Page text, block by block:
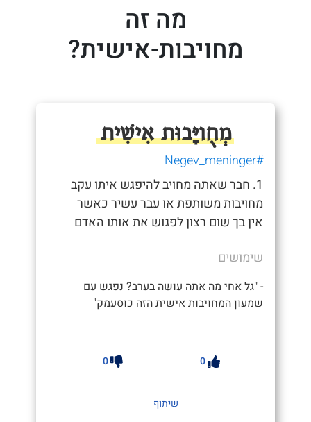
מה זה
מחויבות-אישית?
מְחֻויָּבוּת אִישִׁית
#Negev_meninger
1. חבר שאתה מחויב להיפגש איתו עקב
מחויבות משותפת או עבר עשיר כאשר
אין בך שום רצון לפגוש את אותו האדם
שימושים
- "גל אחי מה אתה עושה בערב? נפגש עם
שמעון המחויבות אישית הזה כוסעמק"
0
0
שיתוף